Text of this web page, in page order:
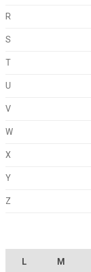
R
S
T
U
V
W
X
Y
Z
L M